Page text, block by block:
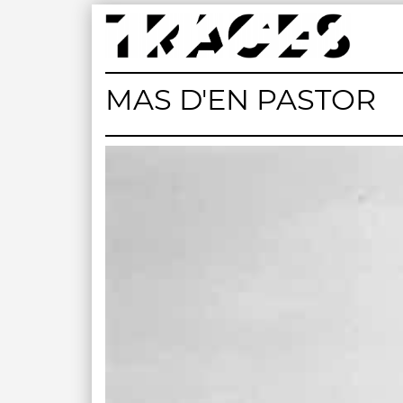
Skip
content
Traces
Un mapa de la memòria obert a tothom
MAS D'EN PASTOR